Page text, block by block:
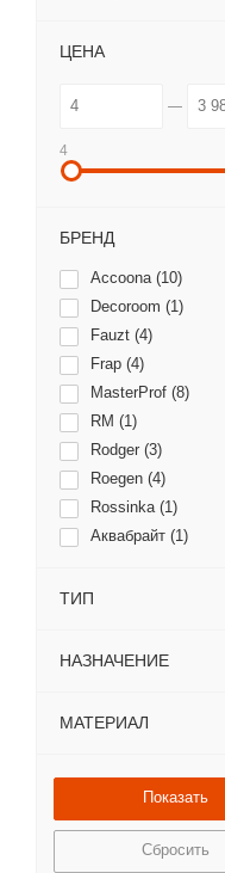
ЦЕНА
4
БРЕНД
Accoona (10)
Decoroom (1)
Fauzt (4)
Frap (4)
MasterProf (8)
RM (1)
Rodger (3)
Roegen (4)
Rossinka (1)
Аквабрайт (1)
ПСМ (
Центр Сантехники (
ТИП
НАЗНАЧЕНИЕ
МАТЕРИАЛ
Сбросить